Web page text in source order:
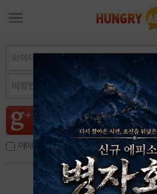
아이디, 이메일 저장
아이디 / 비밀번호 찾기